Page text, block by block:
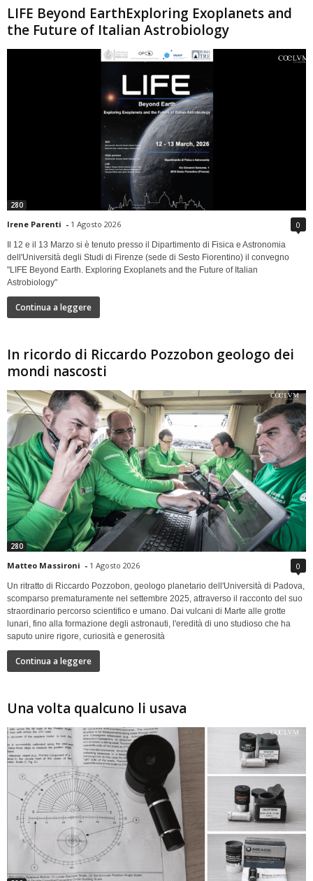
LIFE Beyond EarthExploring Exoplanets and
the Future of Italian Astrobiology
280
Irene Parenti - 1 Agosto 2026 0
Il 12 e il 13 Marzo si è tenuto presso il Dipartimento di Fisica e Astronomia
dell'Università degli Studi di Firenze (sede di Sesto Fiorentino) il convegno
"LIFE Beyond Earth. Exploring Exoplanets and the Future of Italian
Astrobiology"
Continua a leggere
In ricordo di Riccardo Pozzobon geologo dei
mondi nascosti
280
Matteo Massironi - 1 Agosto 2026 0
Un ritratto di Riccardo Pozzobon, geologo planetario dell'Università di Padova,
scomparso prematuramente nel settembre 2025, attraverso il racconto del suo
straordinario percorso scientifico e umano. Dai vulcani di Marte alle grotte
lunari, fino alla formazione degli astronauti, l'eredità di uno studioso che ha
saputo unire rigore, curiosità e generosità
Continua a leggere
Una volta qualcuno li usava